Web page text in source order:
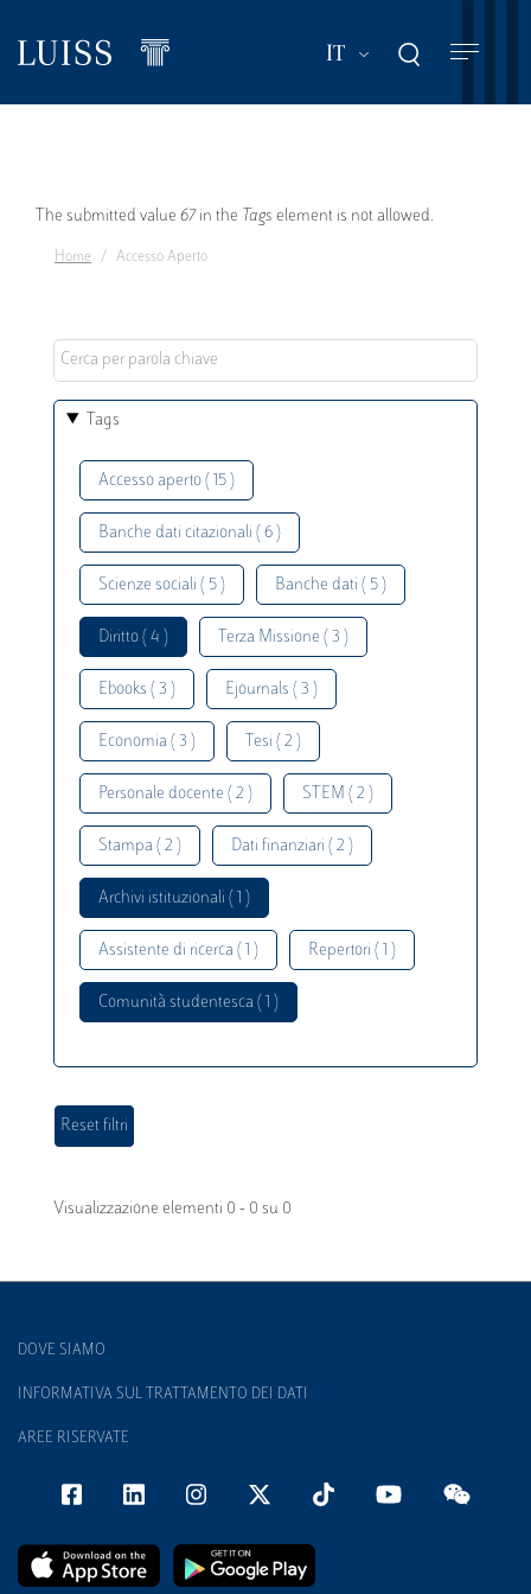
contenuto
IT Mostra ulteriori
Messaggio
di
The submitted value 67 in the Tags element is not allowed.
Home Accesso Aperto
Tags
Accesso aperto ( 15 )
Banche dati citazionali ( 6 )
Scienze sociali ( 5 ) Banche dati ( 5 )
Diritto ( 4 ) Terza Missione ( 3 )
Ebooks ( 3 ) Ejournals ( 3 )
Economia ( 3 ) Tesi ( 2 )
Personale docente ( 2 ) STEM ( 2 )
Stampa ( 2 ) Dati finanziari ( 2 )
Archivi istituzionali ( 1 )
Assistente di ricerca ( 1 ) Repertori ( 1 )
Comunità studentesca ( 1 )
Visualizzazione elementi 0 - 0 su 0
DOVE SIAMO
INFORMATIVA SUL TRATTAMENTO DEI DATI
AREE RISERVATE